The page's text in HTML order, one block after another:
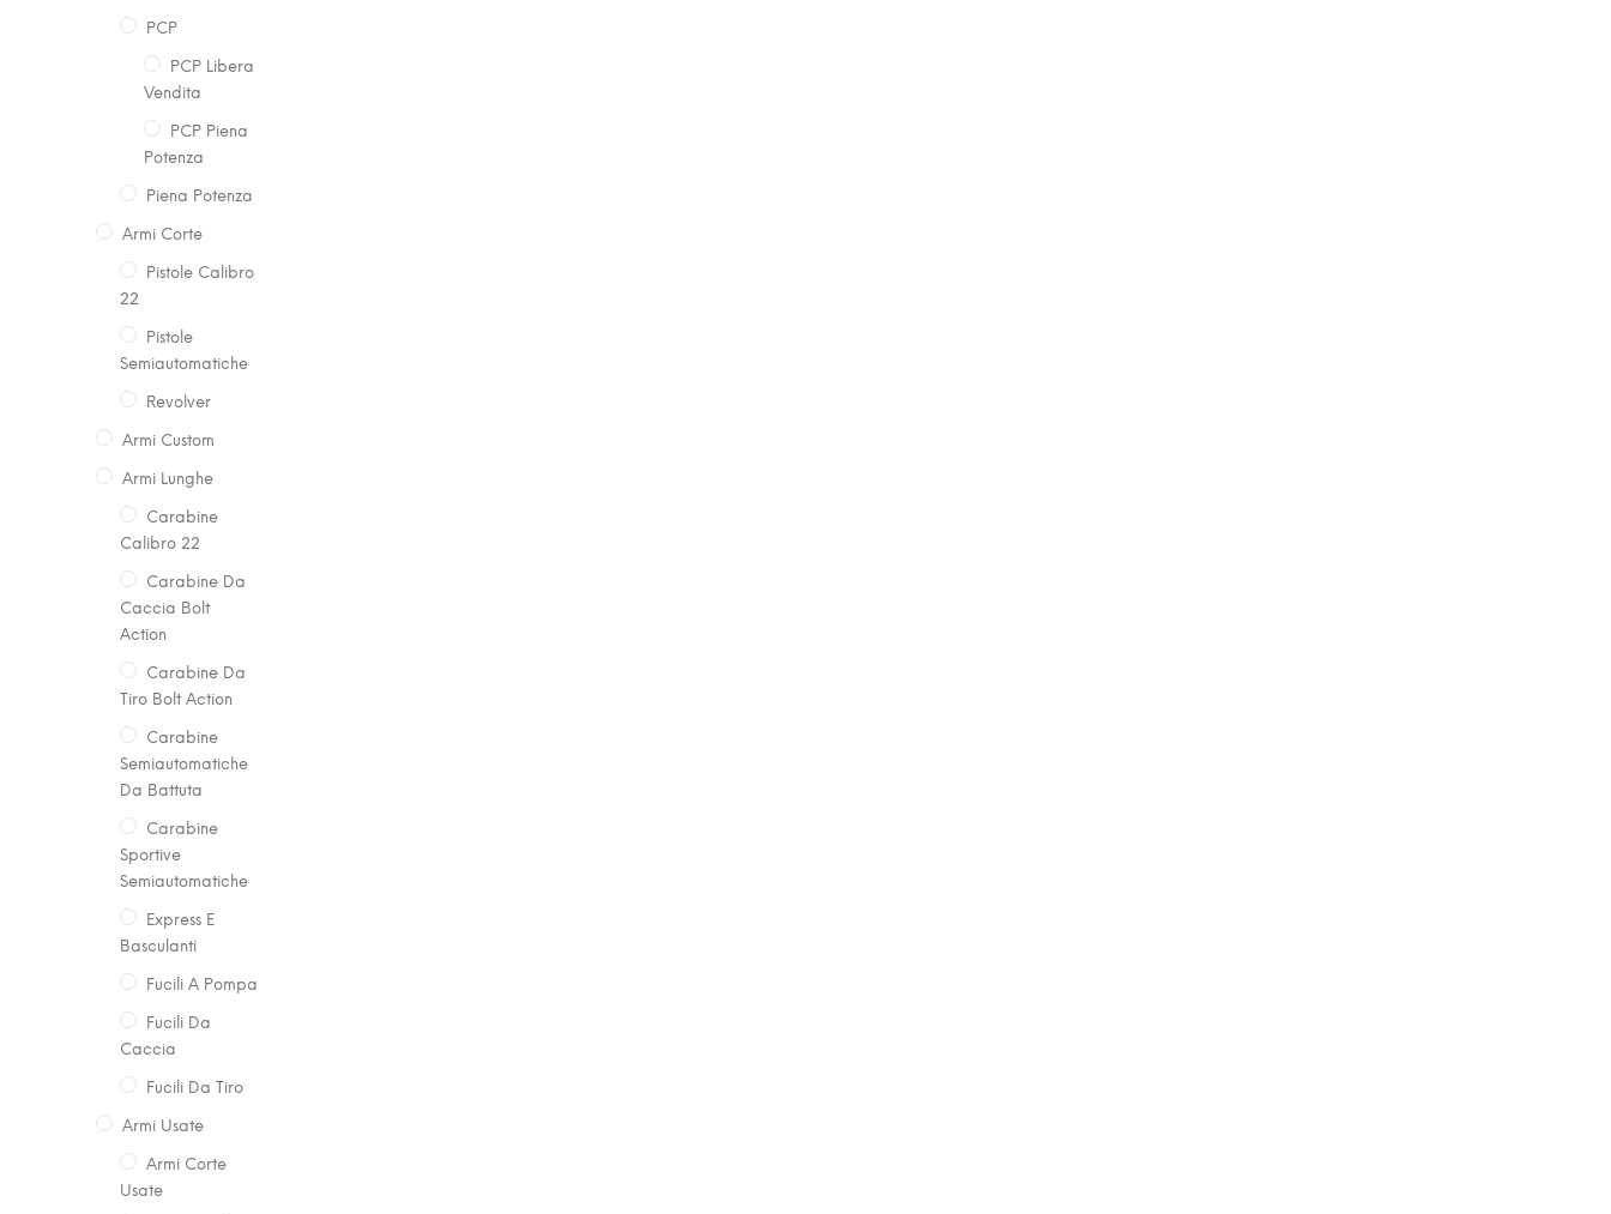
PCP
PCP Libera
Vendita
PCP Piena
Potenza
Piena Potenza
Armi Corte
Pistole Calibro
22
Pistole
Semiautomatiche
Revolver
Armi Custom
Armi Lunghe
Carabine
Calibro 22
Carabine Da
Caccia Bolt
Action
Carabine Da
Tiro Bolt Action
Carabine
Semiautomatiche
Da Battuta
Carabine
Sportive
Semiautomatiche
Express E
Basculanti
Fucili A Pompa
Fucili Da
Caccia
Fucili Da Tiro
Armi Usate
Armi Corte
Usate